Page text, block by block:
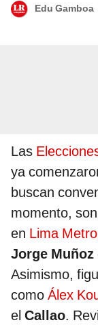
Edu Gamboa
Las
ya
buscan
momento,
en Lima
Jorge Muñoz
Asimismo,
como Álex
el Callao.